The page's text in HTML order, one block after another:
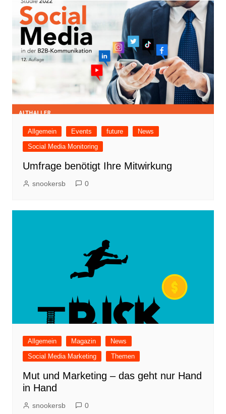
Allgemein Events future
News
Social Media Monitoring
Umfrage benötigt Ihre Mitwirkung
snookersb 0
Allgemein Magazin
News
Social Media Marketing
Themen
Mut und Marketing – das geht nur Hand
in Hand
snookersb 0